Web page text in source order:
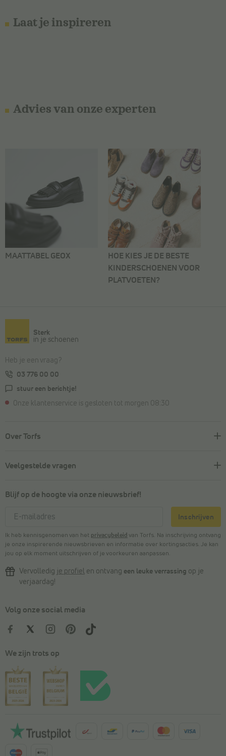
Laat je inspireren
Advies van onze experten
MAATTABEL GEOX
HOE KIES JE DE BESTE
KINDERSCHOENEN VOOR
PLATVOETEN?
Sterk
in je schoenen
Heb je een vraag?
03 776 00 00
stuur een berichtje!
Onze klantenservice is gesloten tot morgen 08:30
Over Torfs
Veelgestelde vragen
Blijf op de hoogte via onze nieuwsbrief!
Inschrijven
Ik heb kennisgenomen van het privacybeleid van Torfs. Na inschrijving ontvang
je onze inspirerende nieuwsbrieven en informatie over kortingsacties. Je kan
jou op elk moment uitschrijven of je voorkeuren aanpassen.
Vervolledig je profiel en ontvang een leuke verrassing op je
verjaardag!
Volg onze social media
We zijn trots op